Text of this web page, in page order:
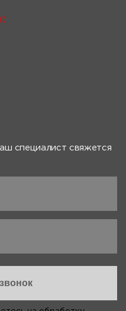
специалист свяжется